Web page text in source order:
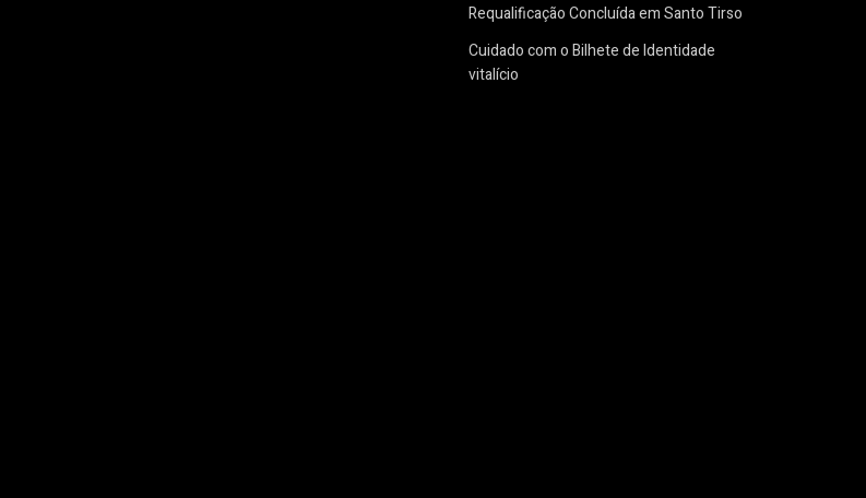
Requalificação Concluída em Santo Tirso
Cuidado com o Bilhete de Identidade
vitalício